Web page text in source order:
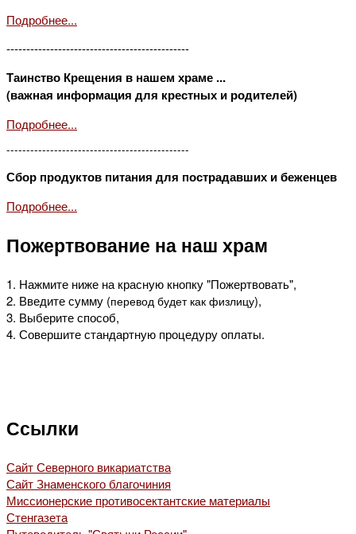
Подробнее...
----------------------------------------------
Таинство Крещения в нашем храме ...
(важная информация для крестных и родителей)
Подробнее...
----------------------------------------------
Сбор продуктов питания для пострадавших и беженцев
Подробнее...
Пожертвование на наш храм
1. Нажмите ниже на красную кнопку "Пожертвовать",
2. Введите сумму (перевод будет как физлицу),
3. Выберите способ,
4. Совершите стандартную процедуру оплаты.
Ссылки
Сайт Северного викариатства
Сайт Знаменского благочиния
Миссионерские противосектантские материалы
Стенгазета